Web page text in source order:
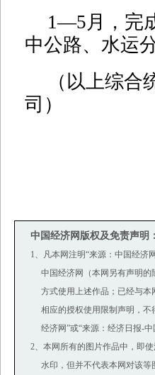
1—5月，完
中公路、水运
（以上综
司）
中国经济网版权及免责声明：
1、凡本网注明“来源：中国经济
中国经济网（本网另有声明的
方式使用上述作品；已经与本
相应的授权使用限制声明，不
经济网”或“来源：经济日报-中
2、本网所有的图片作品中，即
水印，但并不代表本网对该等